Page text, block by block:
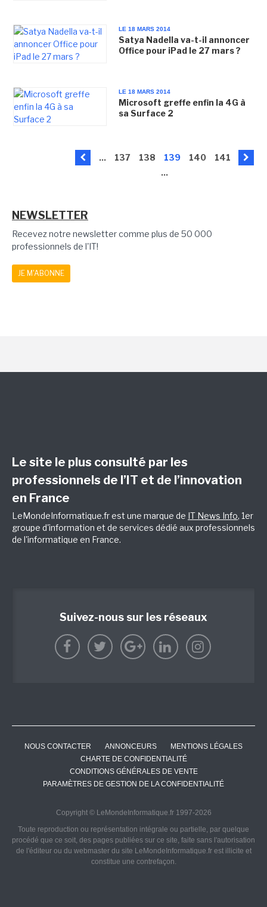
LE 18 MARS 2014
Satya Nadella va-t-il annoncer
Office pour iPad le 27 mars ?
LE 18 MARS 2014
Microsoft greffe enfin la 4G à
sa Surface 2
... 137 138 139 140
141
...
NEWSLETTER
Recevez notre newsletter comme plus de 50 000
professionnels de l'IT!
JE M'ABONNE
Le site le plus consulté par les
professionnels de l’IT et de l’innovation
en France
LeMondeInformatique.fr est une marque de IT News Info, 1er
groupe d'information et de services dédié aux professionnels
de l'informatique en France.
Suivez-nous sur les réseaux
NOUS CONTACTER ANNONCEURS
MENTIONS LÉGALES
CHARTE DE CONFIDENTIALITÉ
CONDITIONS GÉNÉRALES DE VENTE
PARAMÈTRES DE GESTION DE LA CONFIDENTIALITÉ
Copyright © LeMondeInformatique.fr 1997-2026
Toute reproduction ou représentation intégrale ou partielle, par quelque
procédé que ce soit, des pages publiées sur ce site, faite sans l'autorisation
de l'éditeur ou du webmaster du site LeMondeInformatique.fr est illicite et
constitue une contrefaçon.